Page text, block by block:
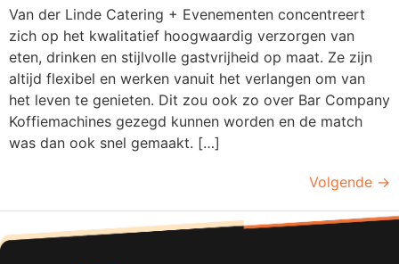
Van der Linde Catering + Evenementen concentreert
zich op het kwalitatief hoogwaardig verzorgen van
eten, drinken en stijlvolle gastvrijheid op maat. Ze zijn
altijd flexibel en werken vanuit het verlangen om van
het leven te genieten. Dit zou ook zo over Bar Company
Koffiemachines gezegd kunnen worden en de match
was dan ook snel gemaakt. […]
Volgende →